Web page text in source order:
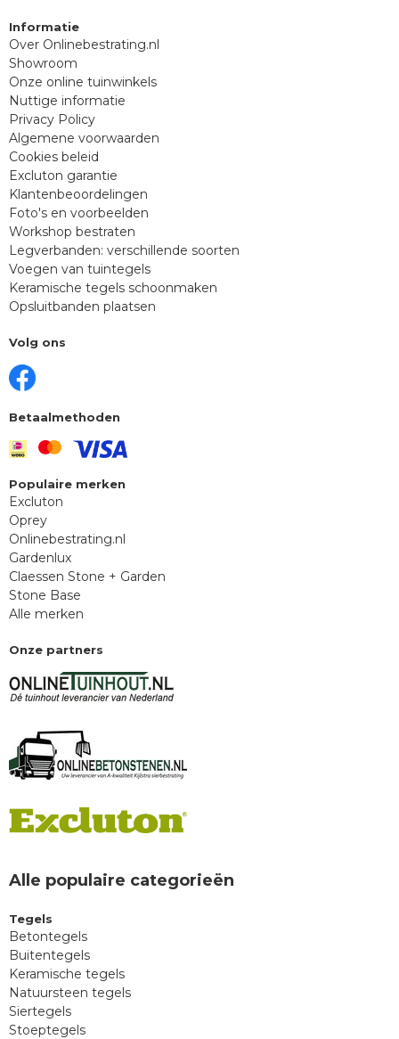
Informatie
Over Onlinebestrating.nl
Showroom
Onze online tuinwinkels
Nuttige informatie
Privacy Policy
Algemene voorwaarden
Cookies beleid
Excluton garantie
Klantenbeoordelingen
Foto's en voorbeelden
Workshop bestraten
Legverbanden: verschillende soorten
Voegen van tuintegels
Keramische tegels schoonmaken
Opsluitbanden plaatsen
Volg ons
Betaalmethoden
Populaire merken
Excluton
Oprey
Onlinebestrating.nl
Gardenlux
Claessen Stone + Garden
Stone Base
Alle merken
Onze partners
Alle populaire categorieën
Tegels
Betontegels
Buitentegels
Keramische tegels
Natuursteen tegels
Siertegels
Stoeptegels